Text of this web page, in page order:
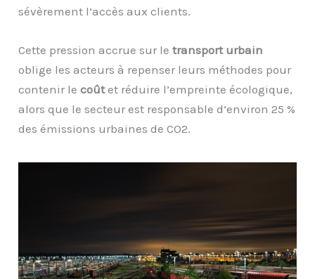
sévèrement l’accès aux clients.
Cette pression accrue sur letransport urbain
oblige les acteurs à repenser leurs méthodes pour
contenir lecoûtet réduire l’empreinte écologique,
alors que le secteur est responsable d’environ 25 %
des émissions urbaines de CO2.